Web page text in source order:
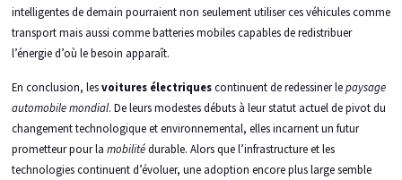
intelligentes de demain pourraient non seulement utiliser ces véhicules comme
transport mais aussi comme batteries mobiles capables de redistribuer
l’énergie d’où le besoin apparaît.
En conclusion, lesvoitures électriquescontinuent de redessiner lepaysage
automobile mondial. De leurs modestes débuts à leur statut actuel de pivot du
changement technologique et environnemental, elles incarnent un futur
prometteur pour la mobilitédurable. Alors que l’infrastructure et les
technologies continuent d’évoluer, une adoption encore plus large semble